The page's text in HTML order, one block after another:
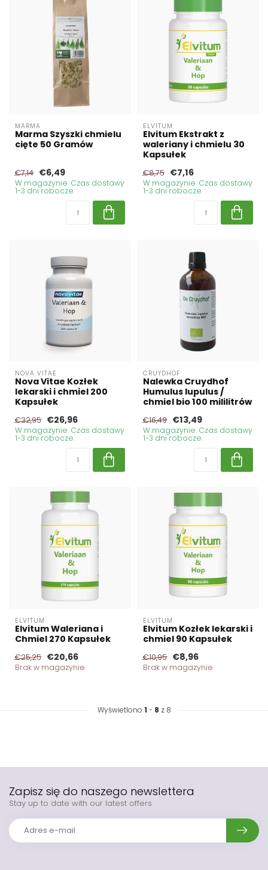
MARMA
Marma Szyszki chmielu
cięte 50 Gramów
€7,14 €6,49
W magazynie. Czas dostawy
1-3 dni robocze
ELVITUM
Elvitum Ekstrakt z
waleriany i chmielu 30
Kapsułek
€8,75 €7,16
W magazynie. Czas dostawy
1-3 dni robocze
NOVA VITAE
Nova Vitae Kozłek
lekarski i chmiel 200
Kapsułek
€32,95 €26,96
W magazynie. Czas dostawy
1-3 dni robocze
CRUYDHOF
Nalewka Cruydhof
Humulus lupulus /
chmiel bio 100 mililitrów
€16,49 €13,49
W magazynie. Czas dostawy
1-3 dni robocze
ELVITUM
Elvitum Waleriana i
Chmiel 270 Kapsułek
€25,25 €20,66
Brak w magazynie
ELVITUM
Elvitum Kozłek lekarski i
chmiel 90 Kapsułek
€10,95 €8,96
Brak w magazynie
Wyświetlono 1 - 8 z 8
Zapisz się do naszego newslettera
Stay up to date with our latest offers